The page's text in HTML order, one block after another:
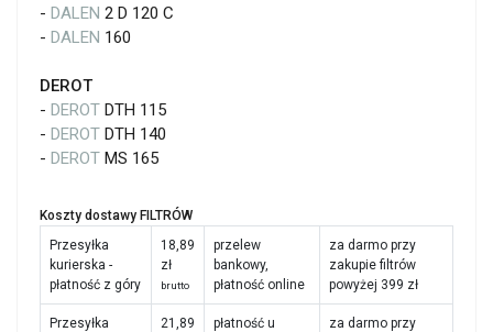
- DALEN 2 D 120 C
- DALEN 160
DEROT
- DEROT DTH 115
- DEROT DTH 140
- DEROT MS 165
Koszty dostawy FILTRÓW
Przesyłka
kurierska -
płatność z góry
18,89
zł
brutto
przelew
bankowy,
płatność online
za darmo przy
zakupie filtrów
powyżej 399 zł
Przesyłka
21,89
płatność u
za darmo przy